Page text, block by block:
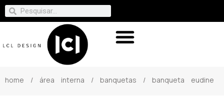
home / área interna / banquetas / banqueta eudine